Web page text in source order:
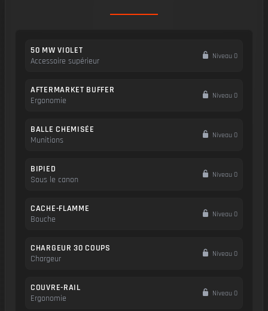
50 MW VIOLET
Accessoire supérieur
Niveau 0
AFTERMARKET BUFFER
Ergonomie
Niveau 0
BALLE CHEMISÉE
Munitions
Niveau 0
BIPIED
Sous le canon
Niveau 0
CACHE-FLAMME
Bouche
Niveau 0
CHARGEUR 30 COUPS
Chargeur
Niveau 0
COUVRE-RAIL
Ergonomie
Niveau 0